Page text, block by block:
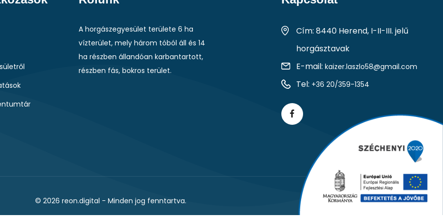
A horgászegyesület területe 6 ha
vízterület, mely három tóból áll és 14
ha részben állandóan karbantartott,
részben fás, bokros terület.
Cím: 8440 Herend, I-II-III. jelű
horgásztavak
E-mail: kaizer.laszlo58@gmail.com
Tel: +36 20/359-1354
© 2026 reon.digital - Minden jog fenntartva.